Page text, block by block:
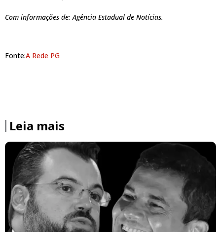
Com informações de: Agência Estadual de Notícias.
Fonte:A Rede PG
Leia mais